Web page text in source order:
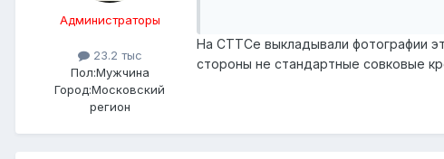
Администраторы
23.2 тыс
Пол:Мужчина
Город:Московский
регион
На СТТСе выкладывали фотографии
стороны не стандартные совковые